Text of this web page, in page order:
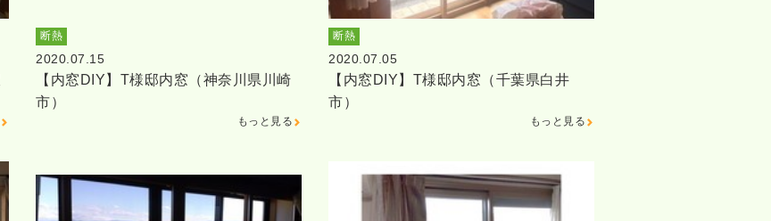
断熱
2020.07.15
【内窓DIY】T様邸内窓（神奈川県川崎
市）
もっと見る
断熱
2020.07.05
【内窓DIY】T様邸内窓（千葉県白井
市）
もっと見る